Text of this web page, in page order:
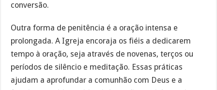
conversão.
Outra forma de penitência é a oração intensa e
prolongada. A Igreja encoraja os fiéis a dedicarem
tempo à oração, seja através de novenas, terços ou
períodos de silêncio e meditação. Essas práticas
ajudam a aprofundar a comunhão com Deus e a